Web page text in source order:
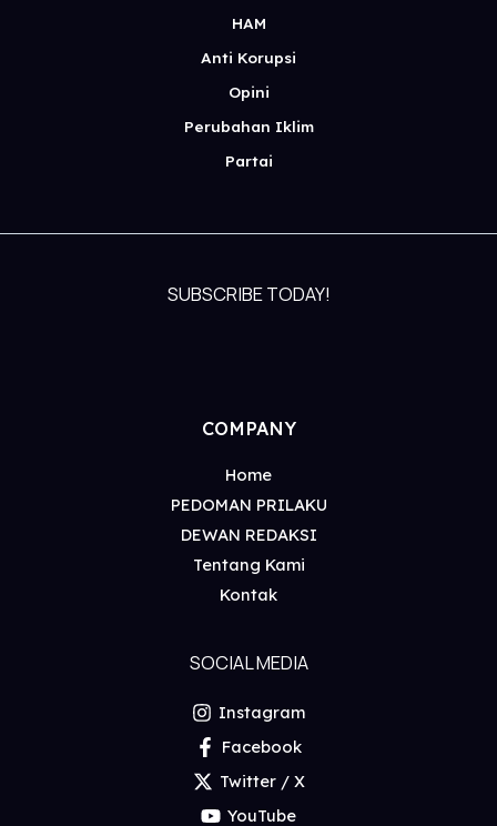
HAM
Anti Korupsi
Opini
Perubahan Iklim
Partai
SUBSCRIBE TODAY!
COMPANY
Home
PEDOMAN PRILAKU
DEWAN REDAKSI
Tentang Kami
Kontak
SOCIAL MEDIA
Instagram
Facebook
Twitter / X
YouTube